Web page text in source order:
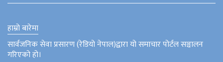
हाम्रो बारेमा
सार्वजनिक सेवा प्रसारण (रेडियो नेपाल)द्वारा यो समाचार पोर्टल सञ्चालन
गरिएको हो।